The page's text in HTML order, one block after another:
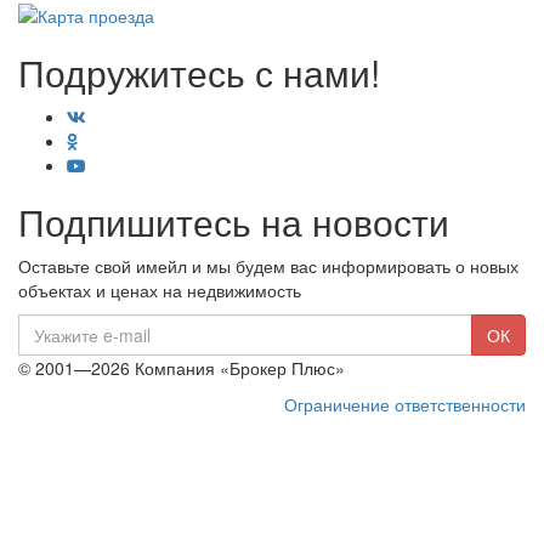
Подружитесь с нами!
Подпишитесь на новости
Оставьте свой имейл и мы будем вас информировать о новых
объектах и ценах на недвижимость
mail
ОК
© 2001—2026 Компания «Брокер Плюс»
Ограничение ответственности